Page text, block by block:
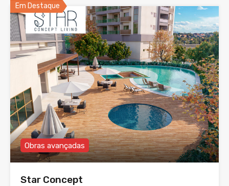
Em Destaque
Obras avançadas
Star Concept